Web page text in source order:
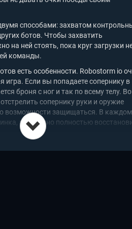
способами: захватом
ботов. Чтобы захватить
на ней стоять, пока круг загрузки
команды.
есть особенности. Robostorm io
игра. Если вы попадаете сопернику в
броня с ног и так по всему телу. Во
сопернику руки и оружие
возможности защищаться. В
где можно полностью